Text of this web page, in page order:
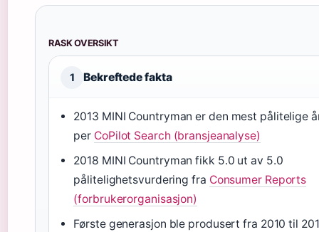
RASK OVERSIKT
1 Bekreftede fakta
2013 MINI Countryman er den mest pålitelige
per CoPilot Search (bransjeanalyse)
2018 MINI Countryman fikk 5.0 ut av 5.0
pålitelighetsvurdering fra Consumer Reports
(forbrukerorganisasjon)
Første generasjon ble produsert fra 2010 til